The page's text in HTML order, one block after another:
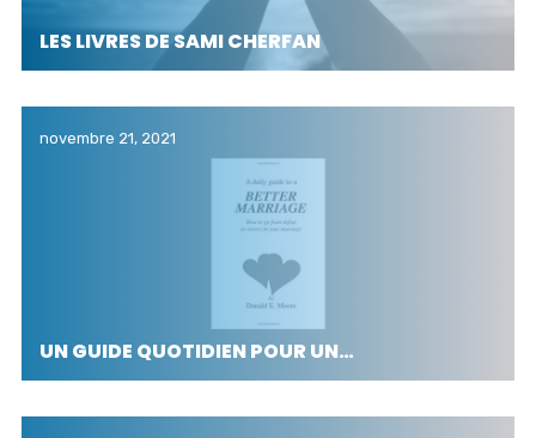
LES LIVRES DE SAMI CHERFAN
novembre 21, 2021
UN GUIDE QUOTIDIEN POUR UN…